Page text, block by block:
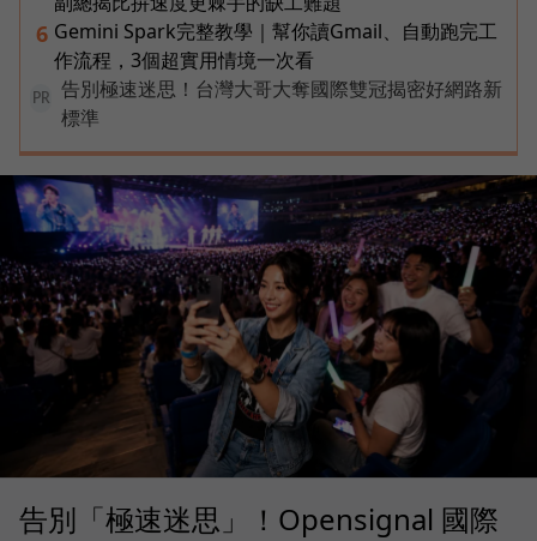
6 Gemini Spark完整教學｜幫你讀Gmail、自動跑完工
作流程，3個超實用情境一次看
PR
告別極速迷思！台灣大哥大奪國際雙冠揭密好網路新
標準
告別「極速迷思」！Opensignal 國際